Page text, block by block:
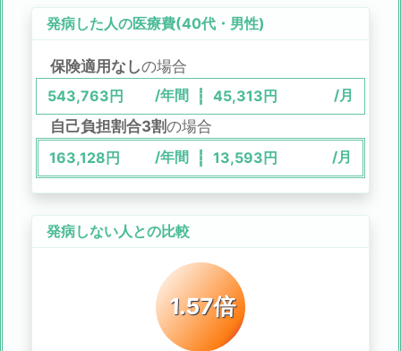
発病した人の医療費(40代 ・ 男性)
保険適用なしの場合
543,763円 /年間 45,313円
/月
自己負担割合3割の場合
163,128円 /年間 13,593円 /月
発病しない人との比較
1.57倍